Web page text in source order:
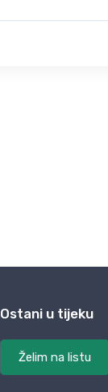
Ostani u tijeku
Želim na listu